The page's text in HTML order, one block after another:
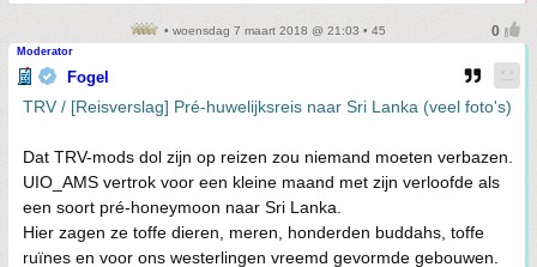
• woensdag 7 maart 2018 @ 21:03 • 45
Moderator
Fogel
TRV / [Reisverslag] Pré-huwelijksreis naar Sri Lanka (veel foto's)
Dat TRV-mods dol zijn op reizen zou niemand moeten verbazen.
UIO_AMS vertrok voor een kleine maand met zijn verloofde als
een soort pré-honeymoon naar Sri Lanka.
Hier zagen ze toffe dieren, meren, honderden buddahs, toffe
ruïnes en voor ons westerlingen vreemd gevormde gebouwen.